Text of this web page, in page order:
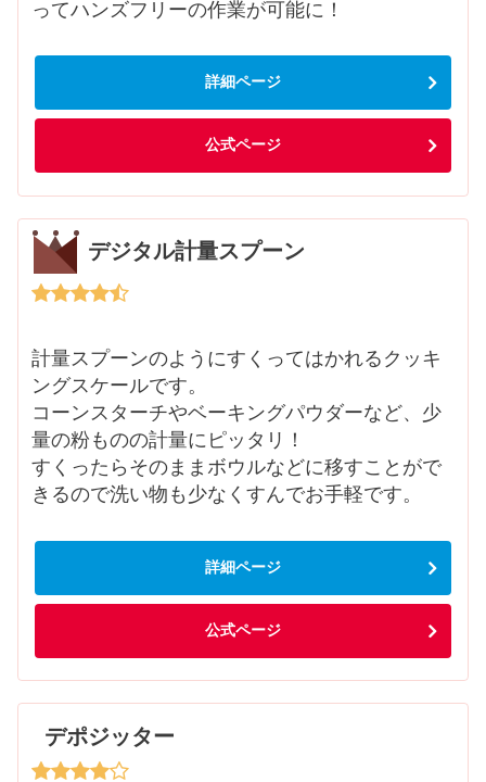
ってハンズフリーの作業が可能に！
詳細ページ
公式ページ
デジタル計量スプーン
計量スプーンのようにすくってはかれるクッキ
ングスケールです。
コーンスターチやベーキングパウダーなど、少
量の粉ものの計量にピッタリ！
すくったらそのままボウルなどに移すことがで
きるので洗い物も少なくすんでお手軽です。
詳細ページ
公式ページ
デポジッター